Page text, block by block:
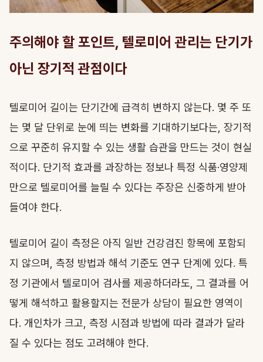
주의해야 할 포인트, 텔로미어 관리는 단기가
아닌 장기적 관점이다
텔로미어 길이는 단기간에 급격히 변하지 않는다. 몇 주 또
는 몇 달 단위로 눈에 띄는 변화를 기대하기보다는, 장기적
으로 꾸준히 유지할 수 있는 생활 습관을 만드는 것이 현실
적이다. 단기적 효과를 과장하는 정보나 특정 식품·영양제
만으로 텔로미어를 늘릴 수 있다는 주장은 신중하게 받아
들여야 한다.
텔로미어 길이 측정은 아직 일반 건강검진 항목에 포함되
지 않으며, 측정 방법과 해석 기준도 연구 단계에 있다. 특
정 기관에서 텔로미어 검사를 제공하더라도, 그 결과를 어
떻게 해석하고 활용할지는 전문가 상담이 필요한 영역이
다. 개인차가 크고, 측정 시점과 방법에 따라 결과가 달라
질 수 있다는 점도 고려해야 한다.